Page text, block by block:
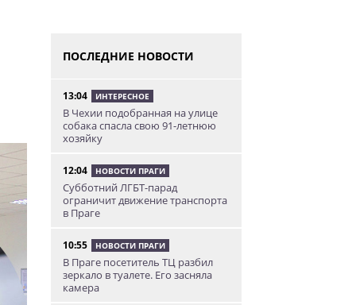
ПОСЛЕДНИЕ НОВОСТИ
13:04 ИНТЕРЕСНОЕ
В Чехии подобранная на улице
собака спасла свою 91-летнюю
хозяйку
12:04 НОВОСТИ ПРАГИ
Субботний ЛГБТ-парад
ограничит движение транспорта
в Праге
10:55 НОВОСТИ ПРАГИ
В Праге посетитель ТЦ разбил
зеркало в туалете. Его засняла
камера